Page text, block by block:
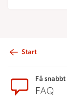
Start
Få snabbt
FAQ